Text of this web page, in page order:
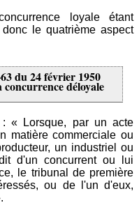
loyale étant
le quatrième aspect
du 24 février 1950
déloyale
« Lorsque, par un acte
matière commerciale ou
un industriel ou
d'un concurrent ou lui
le tribunal de première
ou de l'un d'eux,